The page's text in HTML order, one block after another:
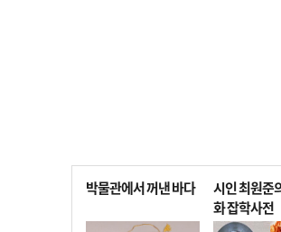
박물관에서 꺼낸 바다
시인 최원준
화 잡학사전